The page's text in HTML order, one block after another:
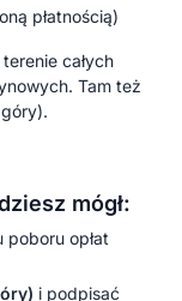
płatnością)
całych
Tam też
mógł:
opłat
i podpisać